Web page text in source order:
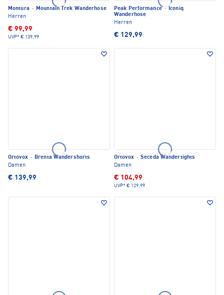
Montura · Mountain Trek Wanderhose
Herren
€ 99,99
UVP* € 139,99
Peak Performance · Iconiq
Wanderhose
Herren
€ 129,99
Ortovox · Brenta Wandershorts
Damen
€ 139,99
Ortovox · Seceda Wandertights
Damen
€ 104,99
UVP* € 129,99